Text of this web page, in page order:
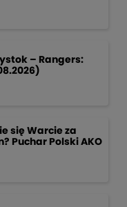
– Rangers:
się Warcie za
Puchar Polski AKO